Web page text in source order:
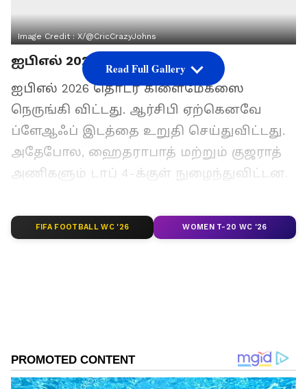
Image Credit :X/@CricCrazyJohns
ஐபிஎல் 2026 கிளைமேக்ஸ்
ஐபிஎல் 2026 தொடர் கிளைமேக்ஸை
நெருங்கி விட்டது. ஆர்சிபி ஏற்கெனவே
ப்ளேஆஃப் இடத்தை உறுதி செய்துவிட்டது.
அதேபோல, ஹைதராபாத் மற்றும் குஜராத்
அணிகளும் டாப் 4-க்குள் நுழைந்துவிட்டன.
இடையே கடும் போட்டி நிலவுகிறது.
ரசிகர்களின் இதயம் உடையும். ஆம், அவர்
வேறு யாருமல்ல, சென்னை சூப்பர்
Read Full Gallery
FIFA FOOTBALL WC '26 WOMEN T-20 WC '26